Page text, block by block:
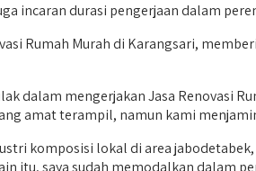
incaran durasi pengerjaan dalam
Rumah Murah di Karangsari,
dalam mengerjakan Jasa Renovasi
amat terampil, namun kami
komposisi lokal di area